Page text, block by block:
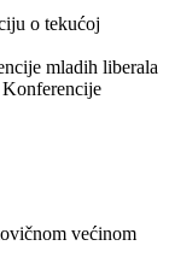
o tekućoj
mladih liberala
većinom